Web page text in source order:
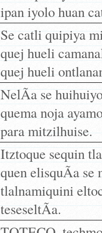
ipan iyolo huan
Se catli quipiya
quej hueli
quej hueli
NelÃ­a se
quema noja
para mitzilhuise.
Itztoque sequin
quen elisquÃ­a se
tlalnamiquini
teseseltÃ­a.